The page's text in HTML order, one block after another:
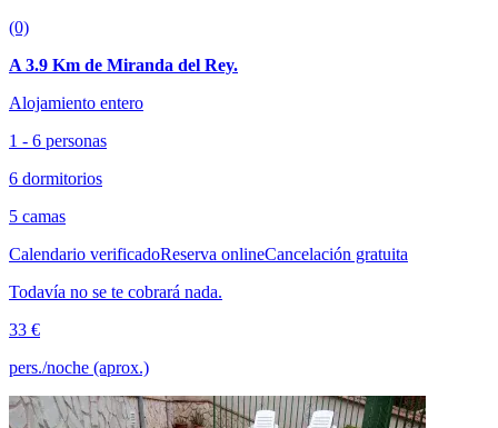
(0)
A 3.9 Km de Miranda del Rey.
Alojamiento entero
1 - 6 personas
6 dormitorios
5 camas
Calendario verificadoReserva onlineCancelación gratuita
Todavía no se te cobrará nada.
33 €
pers./noche (aprox.)